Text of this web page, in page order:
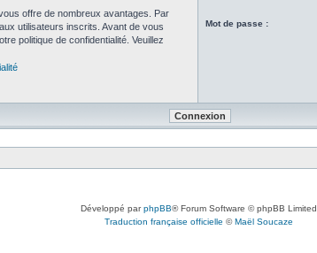
offre de nombreux avantages. Par
utilisateurs inscrits. Avant de vous
politique de confidentialité. Veuillez
Mot de passe :
Développé parphpBB® Forum Software © phpBB Limited
Traduction française officielle ©Maël Soucaze